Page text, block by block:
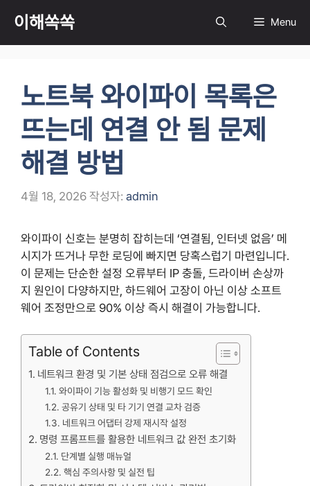
츠
이해쏙쏙 Menu
노트북 와이파이 목록은
뜨는데 연결 안 됨 문제
해결 방법
4월 18, 2026 작성자: admin
와이파이 신호는 분명히 잡히는데 ‘연결됨, 인터넷 없음’ 메
시지가 뜨거나 무한 로딩에 빠지면 당혹스럽기 마련입니다.
이 문제는 단순한 설정 오류부터 IP 충돌, 드라이버 손상까
지 원인이 다양하지만, 하드웨어 고장이 아닌 이상 소프트
웨어 조정만으로 90% 이상 즉시 해결이 가능합니다.
Table of Contents
네트워크 환경 및 기본 상태 점검으로 오류 해결
와이파이 기능 활성화 및 비행기 모드 확인
공유기 상태 및 타 기기 연결 교차 검증
네트워크 어댑터 강제 재시작 설정
명령 프롬프트를 활용한 네트워크 값 완전 초기화
단계별 실행 매뉴얼
핵심 주의사항 및 실전 팁